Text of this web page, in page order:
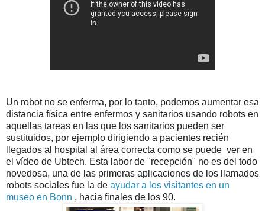
Un robot no se enferma, por lo tanto, podemos aumentar esa
distancia física entre enfermos y sanitarios usando robots en
aquellas tareas en las que los sanitarios pueden ser
sustituidos, por ejemplo dirigiendo a pacientes recién
llegados al hospital al área correcta como se puede ver en
el vídeo de Ubtech. Esta labor de "recepción" no es del todo
novedosa, una de las primeras aplicaciones de los llamados
robots sociales fue la de ayudar a los visitantes en un
museo en Bonn , hacia finales de los 90.